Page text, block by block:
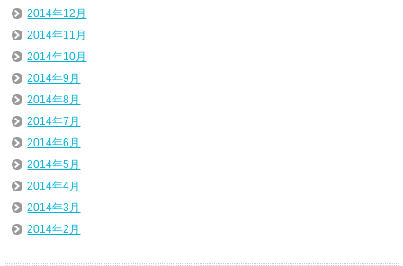
2014年12月
2014年11月
2014年10月
2014年9月
2014年8月
2014年7月
2014年6月
2014年5月
2014年4月
2014年3月
2014年2月